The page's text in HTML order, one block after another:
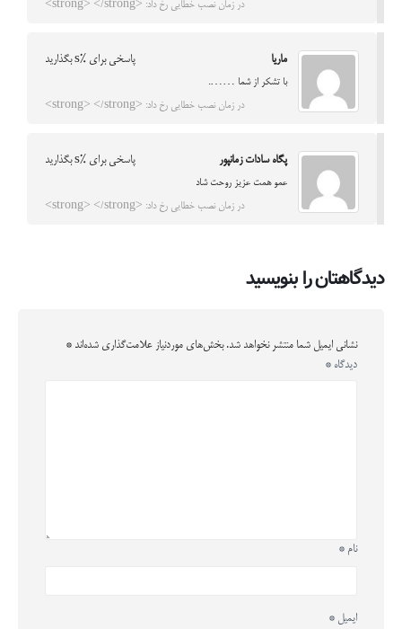
در زمان نصب خطایی رخ داد: <strong> </strong>
ماریا پاسخی برای %s بگذارید
با تشکر از شما …….
در زمان نصب خطایی رخ داد: <strong> </strong>
پگاه سادات زمانپور پاسخی برای %s بگذارید
عمو همت عزیز روحت شاد
در زمان نصب خطایی رخ داد: <strong> </strong>
دیدگاهتان را بنویسید
نشانی ایمیل شما منتشر نخواهد شد. بخش‌های موردنیاز علامت‌گذاری شده‌اند *
دیدگاه *
نام *
ایمیل *